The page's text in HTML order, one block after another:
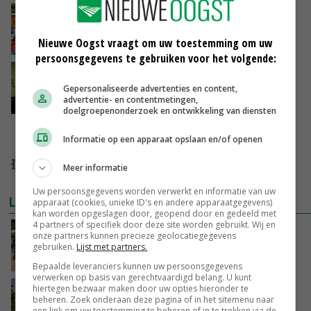
Enza Zaden meest toonaangevend
31-10-2015
29-08-2015
Rijk Zwaan voert weer Hillenraad100 aan
01-11-2014
LAATSTE NIEUWS
Na jarenlang meten willen Zuid-Hollandse
boeren nu erkenning
VANDAAG, 07:00
Kamervragen over onttrekkingsverbod,
minister spreekt van ‘ondernemersrisico’
Nieuwe Oogst vraagt om uw toestemming om uw
persoonsgegevens te gebruiken voor het volgende:
Gepersonaliseerde advertenties en content,
advertentie- en contentmetingen,
doelgroepenonderzoek en ontwikkeling van diensten
Informatie op een apparaat opslaan en/of openen
Meer informatie
Uw persoonsgegevens worden verwerkt en informatie van uw
apparaat (cookies, unieke ID's en andere apparaatgegevens)
kan worden opgeslagen door, geopend door en gedeeld met
4 partners of specifiek door deze site worden gebruikt. Wij en
onze partners kunnen precieze geolocatiegegevens
gebruiken. Lijst met partners.
Bepaalde leveranciers kunnen uw persoonsgegevens
verwerken op basis van gerechtvaardigd belang. U kunt
hiertegen bezwaar maken door uw opties hieronder te
beheren. Zoek onderaan deze pagina of in het sitemenu naar